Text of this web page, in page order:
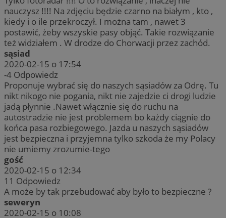
nauczysz !!!! Na zdjęciu będzie czarno na białym , kto ,
kiedy i o ile przekroczył. I można tam , nawet 3
postawić, żeby wszyskie pasy objąć. Takie rozwiązanie
też widziałem . W drodze do Chorwacji przez zachód.
sąsiad
2020-02-15 o 17:54
-4 Odpowiedz
Proponuje wybrać się do naszych sąsiadów za Odrę. Tu
nikt nikogo nie pogania, nikt nie zajedzie ci drogi ludzie
jadą płynnie .Nawet włącznie się do ruchu na
autostradzie nie jest problemem bo każdy ciągnie do
końca pasa rozbiegowego. Jazda u naszych sąsiadów
jest bezpieczna i przyjemna tylko szkoda że my Polacy
nie umiemy zrozumie-tego
gość
2020-02-15 o 12:34
11 Odpowiedz
A może by tak przebudować aby było to bezpieczne ?
seweryn
2020-02-15 o 10:08